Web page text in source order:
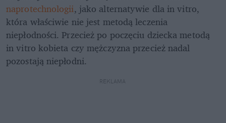
naprotechnologii, jako alternatywie dla in vitro,
która właściwie nie jest metodą leczenia
niepłodności. Przecież po poczęciu dziecka metodą
in vitro kobieta czy mężczyzna przecież nadal
pozostają niepłodni.
REKLAMA